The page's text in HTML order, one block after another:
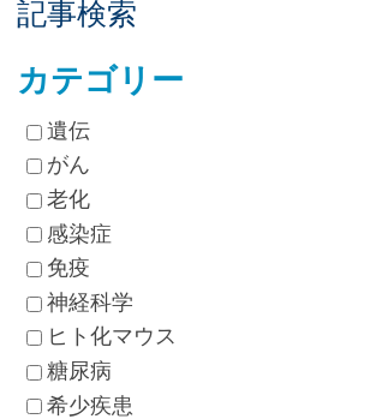
記事検索
カテゴリー
遺伝
がん
老化
感染症
免疫
神経科学
ヒト化マウス
糖尿病
希少疾患